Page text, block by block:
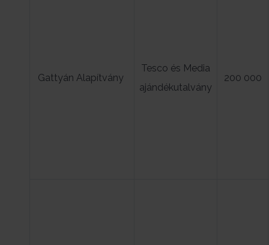
Gattyán Alapítvány
Tesco és Media
ajándékutalvány
200 000